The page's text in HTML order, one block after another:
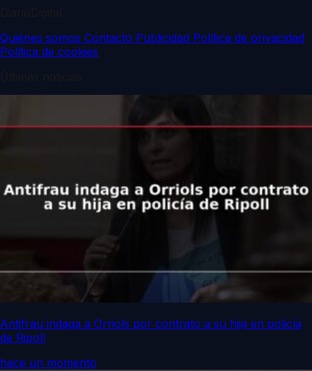
Quiénes somos Contacto Publicidad Política de privacidad
Política de cookies
Antifrau indaga a Orriols por contrato a su hija en policía
de Ripoll
hace un momento